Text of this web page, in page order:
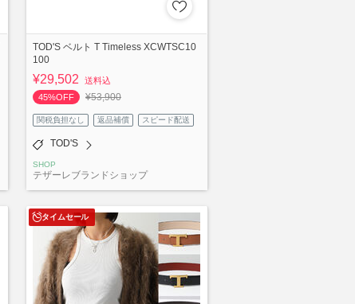
TOD'S ベルト T Timeless XCWTSC10
100
¥29,502
送料込
45%OFF
¥53,900
関税負担なし 返品補償 スピード配送
TOD'S
SHOP
テザーレブランドショップ
タイムセール